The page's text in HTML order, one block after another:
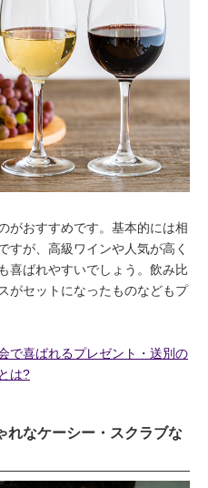
がおすすめです。基本的には相
すが、高級ワインや人気が高く
喜ばれやすいでしょう。飲み比
がセットになったものなどもプ
で喜ばれるプレゼント・送別の
は?
れなケーシー・スクラブな